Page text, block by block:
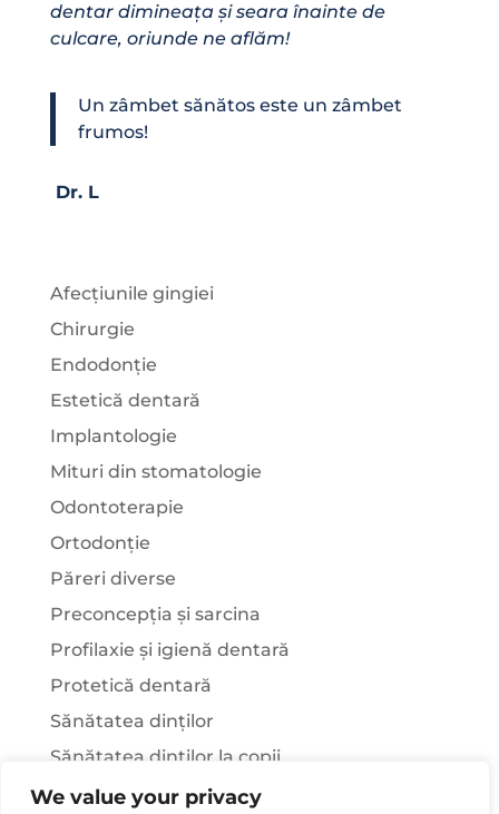
We value your privacy
dentar dimineața și seara înainte de
culcare, oriunde ne aflăm!
Un zâmbet sănătos este un zâmbet
frumos!
Dr. L
Afecțiunile gingiei
Chirurgie
Endodonție
Estetică dentară
Implantologie
Mituri din stomatologie
Odontoterapie
Ortodonție
Păreri diverse
Preconcepția și sarcina
Profilaxie și igienă dentară
Protetică dentară
Sănătatea dinților
Sănătatea dinților la copii
Știați că…?